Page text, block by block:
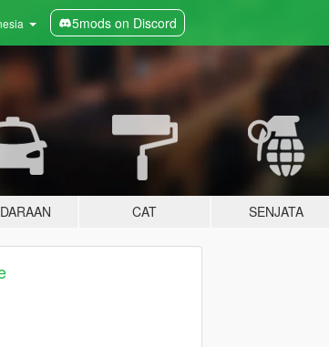
5mods on Discord
CAT SENJATA